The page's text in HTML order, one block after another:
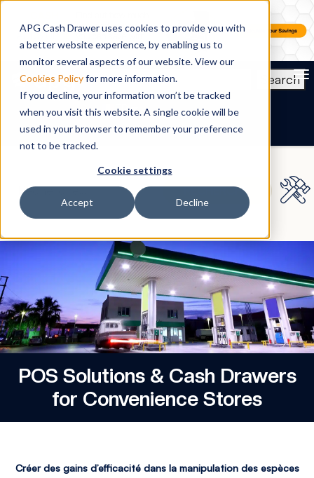
APG Cash Drawer uses cookies to provide you with
a better website experience, by enabling us to
monitor several aspects of our website. View our
Cookies Policyfor more information.
If you decline, your information won’t be tracked
when you visit this website. A single cookie will be
used in your browser to remember your preference
not to be tracked.
Cookie settings
Accept Decline
Search
FR
POS Solutions & Cash Drawers
for Convenience Stores
Créer des gains d’efficacité dans la manipulation des espèces